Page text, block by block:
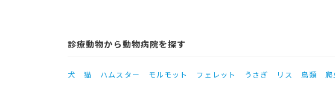
診療動物から動物病院を探す
犬 猫 ハムスター モルモット フェレット うさぎ リス 鳥類